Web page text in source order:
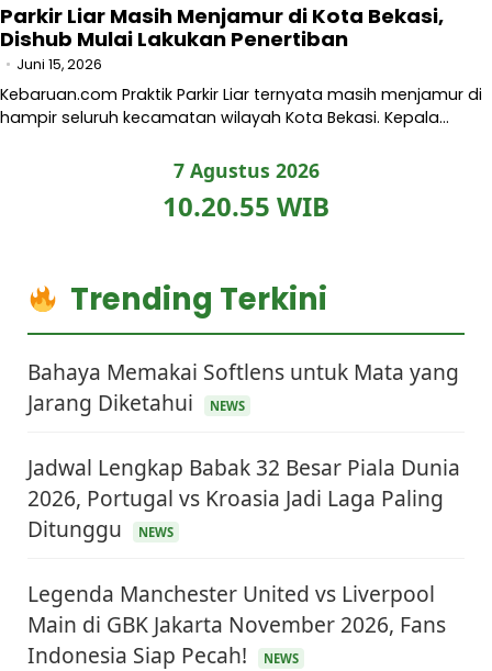
Parkir Liar Masih Menjamur di Kota Bekasi,
Dishub Mulai Lakukan Penertiban
Juni 15, 2026
Kebaruan.com Praktik Parkir Liar ternyata masih menjamur di
hampir seluruh kecamatan wilayah Kota Bekasi. Kepala…
7 Agustus 2026
10.20.56 WIB
Trending Terkini
Bahaya Memakai Softlens untuk Mata yang
Jarang Diketahui
NEWS
Jadwal Lengkap Babak 32 Besar Piala Dunia
2026, Portugal vs Kroasia Jadi Laga Paling
Ditunggu
NEWS
Legenda Manchester United vs Liverpool
Main di GBK Jakarta November 2026, Fans
Indonesia Siap Pecah!
NEWS